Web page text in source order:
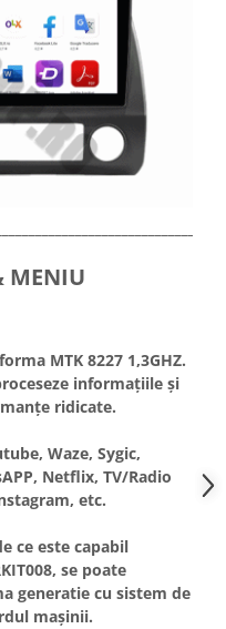
MENIU
MTK 8227 1,3GHZ.
informațiile și
ridicate.
Waze, Sygic,
Netflix, TV/Radio
etc.
ce este capabil
se poate
generatie cu sistem de
mașinii.